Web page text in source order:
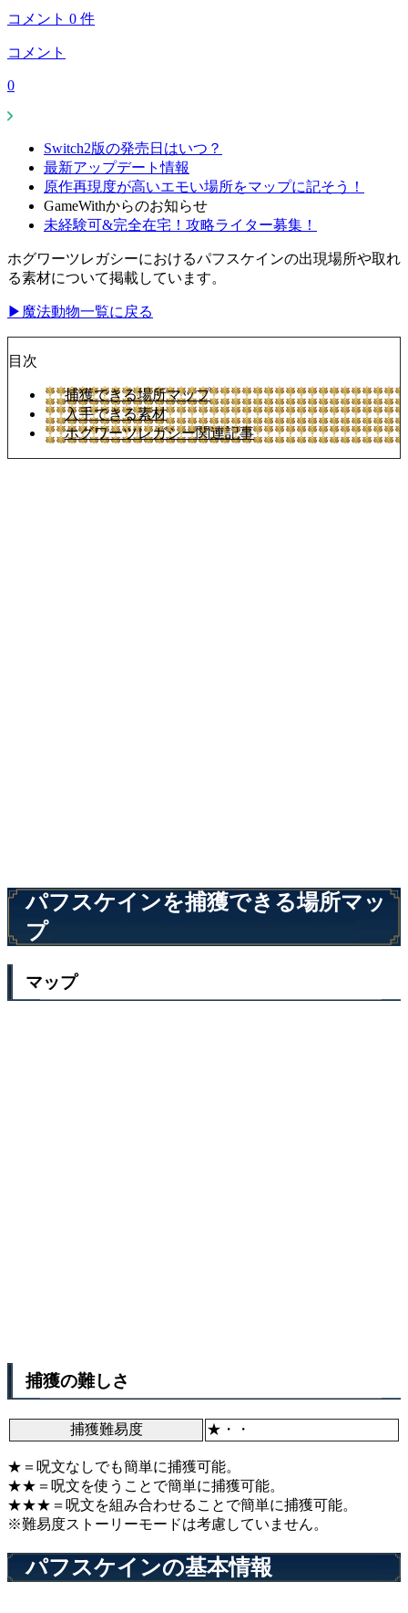
コメント 0 件
コメント
0
Switch2版の発売日はいつ？
最新アップデート情報
原作再現度が高いエモい場所をマップに記そう！
GameWithからのお知らせ
未経験可&完全在宅！攻略ライター募集！
ホグワーツレガシーにおけるパフスケインの出現場所や取れ
る素材について掲載しています。
▶魔法動物一覧に戻る
目次
捕獲できる場所マップ
入手できる素材
ホグワーツレガシー関連記事
パフスケインを捕獲できる場所マッ
プ
マップ
捕獲の難しさ
捕獲難易度 ★・・
★＝呪文なしでも簡単に捕獲可能。
★★＝呪文を使うことで簡単に捕獲可能。
★★★＝呪文を組み合わせることで簡単に捕獲可能。
※難易度ストーリーモードは考慮していません。
パフスケインの基本情報